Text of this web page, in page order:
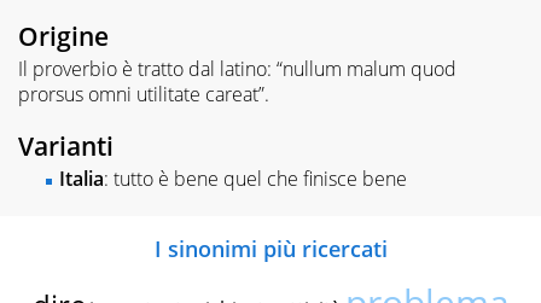
Origine
Il proverbio è tratto dal latino: “nullum malum quod
prorsus omni utilitate careat”.
Varianti
Italia: tutto è bene quel che finisce bene
I sinonimi più ricercati